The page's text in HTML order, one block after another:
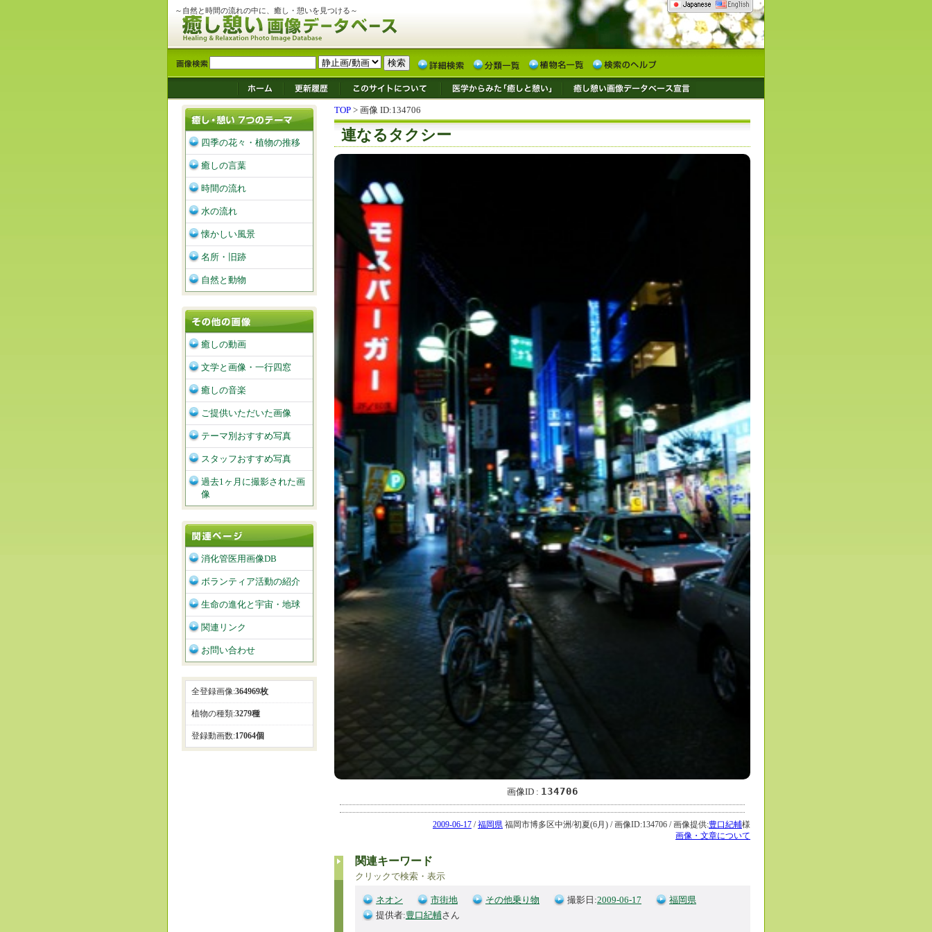
～自然と時間の流れの中に、癒し・憩いを見つける～
TOP > 画像 ID:134706
連なるタクシー
画像ID : 134706
2009-06-17 / 福岡県 福岡市博多区中洲/初夏(6月) / 画像ID:134706 / 画像提供:豊口紀輔様
画像・文章について
関連キーワード
クリックで検索・表示
ネオン 市街地 その他乗り物 撮影日:2009-06-17
福岡県
提供者:豊口紀輔さん
四季の花々・植物の推移
癒しの言葉
時間の流れ
水の流れ
懐かしい風景
名所・旧跡
自然と動物
癒しの動画
文学と画像・一行四窓
癒しの音楽
ご提供いただいた画像
テーマ別おすすめ写真
スタッフおすすめ写真
過去1ヶ月に撮影された画
像
消化管医用画像DB
ボランティア活動の紹介
生命の進化と宇宙・地球
関連リンク
お問い合わせ
全登録画像:364969枚
植物の種類:3279種
登録動画数:17064個